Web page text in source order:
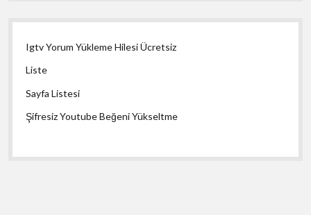
Igtv Yorum Yükleme Hilesi Ücretsiz
Liste
Sayfa Listesi
Şifresiz Youtube Beğeni Yükseltme